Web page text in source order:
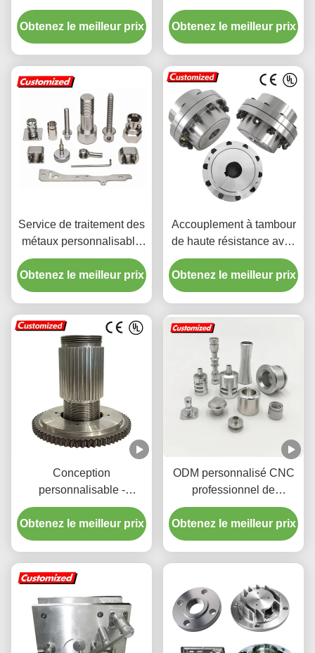
haute efficacité avec
micro-usinage
personnalisé
Obtenez le meilleur prix
coulée sous pression en
aluminium pour
métallurgie sur mesure
Obtenez le meilleur prix
Service de traitement des
métaux personnalisable
haute précision pour les
pièces en acier
inoxydable
Obtenez le meilleur prix
Accouplement à tambour
de haute résistance avec
personnalisation non
standard et usinage CNC
pour machines lourdes
Obtenez le meilleur prix
Conception
personnalisable -
matériau de haute qualité
- arbre à filetage et arbre
à pinon avec une grande
machines industrielles
Obtenez le meilleur prix
ODM personnalisé CNC
professionnel de
l'usinage des métaux
pour les pièces de
machines automobiles
Obtenez le meilleur prix